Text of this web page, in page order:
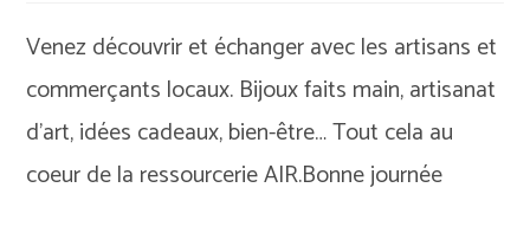
publication :
Venez découvrir et échanger avec les artisans et
commerçants locaux. Bijoux faits main, artisanat
d’art, idées cadeaux, bien-être… Tout cela au
coeur de la ressourcerie AIR.Bonne journée